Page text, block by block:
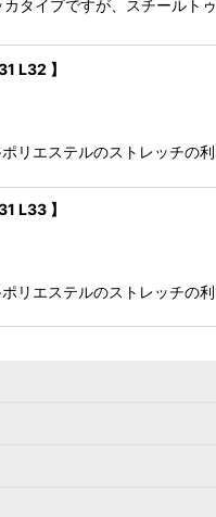
タイプですが、スチール
L32 】
エステルのストレッチの
L33 】
エステルのストレッチの